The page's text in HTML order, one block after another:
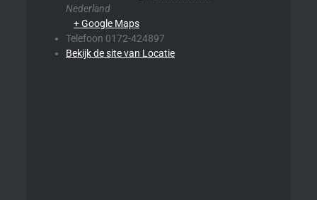
Nederland
+ Google Maps
Telefoon 0172-424897
Bekijk de site van Locatie